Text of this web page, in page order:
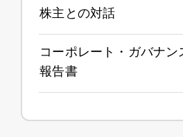
株主との対話
コーポレート・ガバナン
報告書